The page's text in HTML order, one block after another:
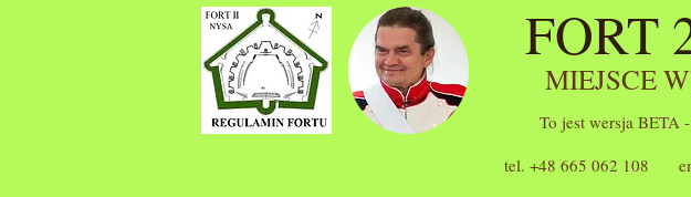
FORT
MIEJSCE
To jest wersja BETA
tel. +48 665 062 108